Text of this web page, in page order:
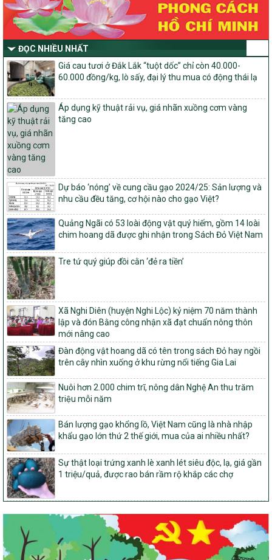
vững và phát triển kinh tế – xã hội vùng đồng bào dân tộc thiểu
số và miền núi giai đoạn 2026-2030 thuộc phạm vi quản lý nhà
nước của Bộ Nông nghiệp và Môi trường
Quyết định số: 26/2026/QĐ-TTg
Quyết định ban hành Bộ tiêu chí và quy trình đánh giá, phân hạng
sản phẩm Mỗi xã một sản phẩm
số: 19/2026/QĐ-TTg
Quy định điều kiện, trình tự, thủ tục, hồ sơ xét, công nhận, công bố
và thu hồi quyết định công nhận xã đạt chuẩn nông thôn mới, xã
đạt nông thôn mới hiện đại và tỉnh, thành phố hoàn thành nhiệm
vụ xây dựng nông thôn mới giai đoạn 2026 – 2030
Quyết định số 16/2026/QĐ-TTg
Quy định nguyên tắc, tiêu chí, định mức phân bổ ngân sách trung
ương và tỉ lệ vốn đối ứng ngân sách của địa phương thực hiện
Chương trình mục tiêu quốc gia xây dựng nông thôn mới, giảm
nghèo bền vững và phát triển kinh tế – xã hội vùng đồng bào dân
tộc thiểu số và miền núi giai đoạn 2026 – 2030
1451/QĐ-UBND
Phê duyệt danh sách các xã thuộc nhóm 1, nhóm 2, nhóm 3
trong xây dựng nông thôn mới giai đoạn 2026-2030 trên địa bàn
tỉnh Nghệ An
103/PTNT-NTM
Về việc đăng ký thực hiện Dự án liên kết theo chuỗi giá trị thuộc
Dự án 2 – Chương trình Mục tiêu quốc gia Giảm nghèo bền vững
giai đoạn 2021-2025 được kéo dài sang năm 2026
827/QĐ-BNNMT
Quyết định Ban hành Kế hoạch triển khai thực hiện Chương trình
mục tiêu quốc gia xây dựng nông thôn mới, giảm nghèo bền
vững và phát triển kinh tế – xã hội vùng đồng bào dân tộc thiểu
số và miền núi giai đoạn 2026-2035, giai đoạn I: Từ năm 2026
đến năm 2030
14/2026/TT-BNNMT
Hướng dẫn thực hiện một số nội dung tiêu chí, điều kiện thuộc Bộ
tiêu chí quốc gia về nông thôn mới giai đoạn 2026 – 2030 thuộc
phạm vi quản lý nhà nước của Bộ Nông nghiệp và Môi trường
417/QĐ-BNNMT
Phê duyệt Chương trình mục tiêu quốc gia xây dựng nông thôn
mới, giảm nghèo bền vững và phát triển kinh tế – xã hội vùng
đồng bào dân tộc thiểu số và miền núi giai đoạn 2026-2035, giai
đoạn I: Từ năm 2026 đến năm 2030
Nghị quyết số 08/2026/NQ-HĐND
Quy định nguyên tắc, tiêu chí, định mức phân bổ ngân sách trung
ĐỌC NHIỀU NHẤT
Giá cau tươi ở Đắk Lắk “tuột dốc” chỉ còn 40.000-
60.000 đồng/kg, lò sấy, đại lý thu mua có động thái lạ
Áp dụng kỹ thuật rải vụ, giá nhãn xuồng cơm vàng
tăng cao
Dự báo ‘nóng’ về cung cầu gạo 2024/25: Sản lượng và
nhu cầu đều tăng, cơ hội nào cho gạo Việt?
Quảng Ngãi có 53 loài động vật quý hiếm, gồm 14 loài
chim hoang dã được ghi nhận trong Sách Đỏ Việt Nam
Tre tứ quý giúp đồi cằn ‘đẻ ra tiền’
Xã Nghi Diên (huyện Nghi Lộc) kỷ niệm 70 năm thành
lập và đón Bằng công nhận xã đạt chuẩn nông thôn
mới nâng cao
Đàn động vật hoang dã có tên trong sách Đỏ hay ngồi
trên cây nhìn xuống ở khu rừng nổi tiếng Gia Lai
Nuôi hơn 2.000 chim trĩ, nông dân Nghệ An thu trăm
triệu mỗi năm
Bán lượng gạo khổng lồ, Việt Nam cũng là nhà nhập
khẩu gạo lớn thứ 2 thế giới, mua của ai nhiều nhất?
Sự thật loại trứng xanh lè xanh lét siêu độc, lạ, giá gần
1 triệu/quả, được rao bán rầm rộ khắp các chợ